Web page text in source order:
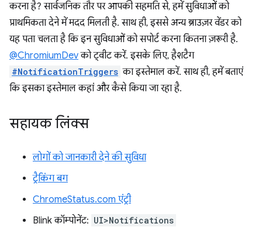
करना है? सार्वजनिक तौर पर आपकी सहमति से, हमें सुविधाओं को
प्राथमिकता देने में मदद मिलती है. साथ ही, इससे अन्य ब्राउज़र वेंडर को
यह पता चलता है कि इन सुविधाओं को सपोर्ट करना कितना ज़रूरी है.
@ChromiumDevको ट्वीट करें. इसके लिए, हैशटैग
#NotificationTriggers का इस्तेमाल करें. साथ ही, हमें बताएं
कि इसका इस्तेमाल कहां और कैसे किया जा रहा है.
सहायक लिंक्स
लोगों को जानकारी देने की सुविधा
ट्रैकिंग बग
ChromeStatus.com एंट्री
Blink कॉम्पोनेंट: UI>Notifications